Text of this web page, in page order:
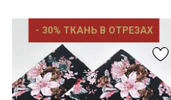
- 30% ТКАНЬ В ОТРЕЗАХ